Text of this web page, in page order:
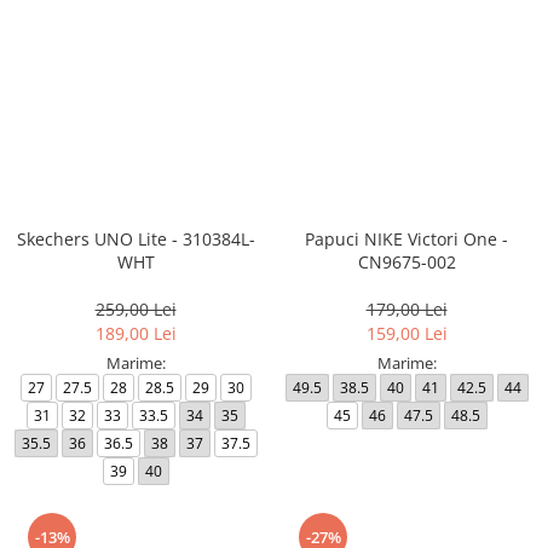
Skechers UNO Lite - 310384L-
WHT
259,00 Lei
189,00 Lei
Marime:
27 27.5 28 28.5 29
30
31
32 33 33.5 34
35
35.5
36 36.5 38 37
37.5
39
40
Papuci NIKE Victori One -
CN9675-002
179,00 Lei
159,00 Lei
Marime:
49.5 38.5 40 41 42.5
44
45
46 47.5 48.5
-13% -27%